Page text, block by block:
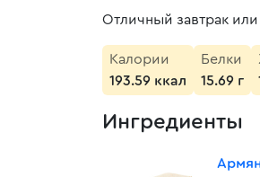
Отличный завтрак или
Калории
193.59 ккал
Белки
15.69 г
Ингредиенты